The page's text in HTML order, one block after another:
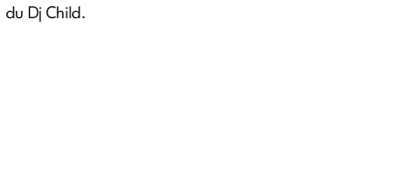
du Dj Child.